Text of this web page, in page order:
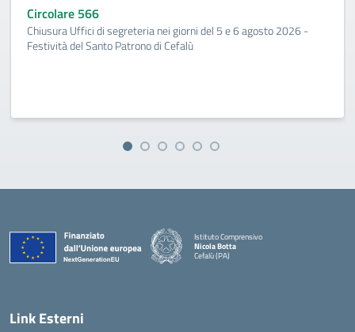
Circolare 566
Chiusura Uffici di segreteria nei giorni del 5 e 6 agosto 2026 -
Festività del Santo Patrono di Cefalù
Istituto Comprensivo
Nicola Botta
Cefalù (PA)
Link Esterni